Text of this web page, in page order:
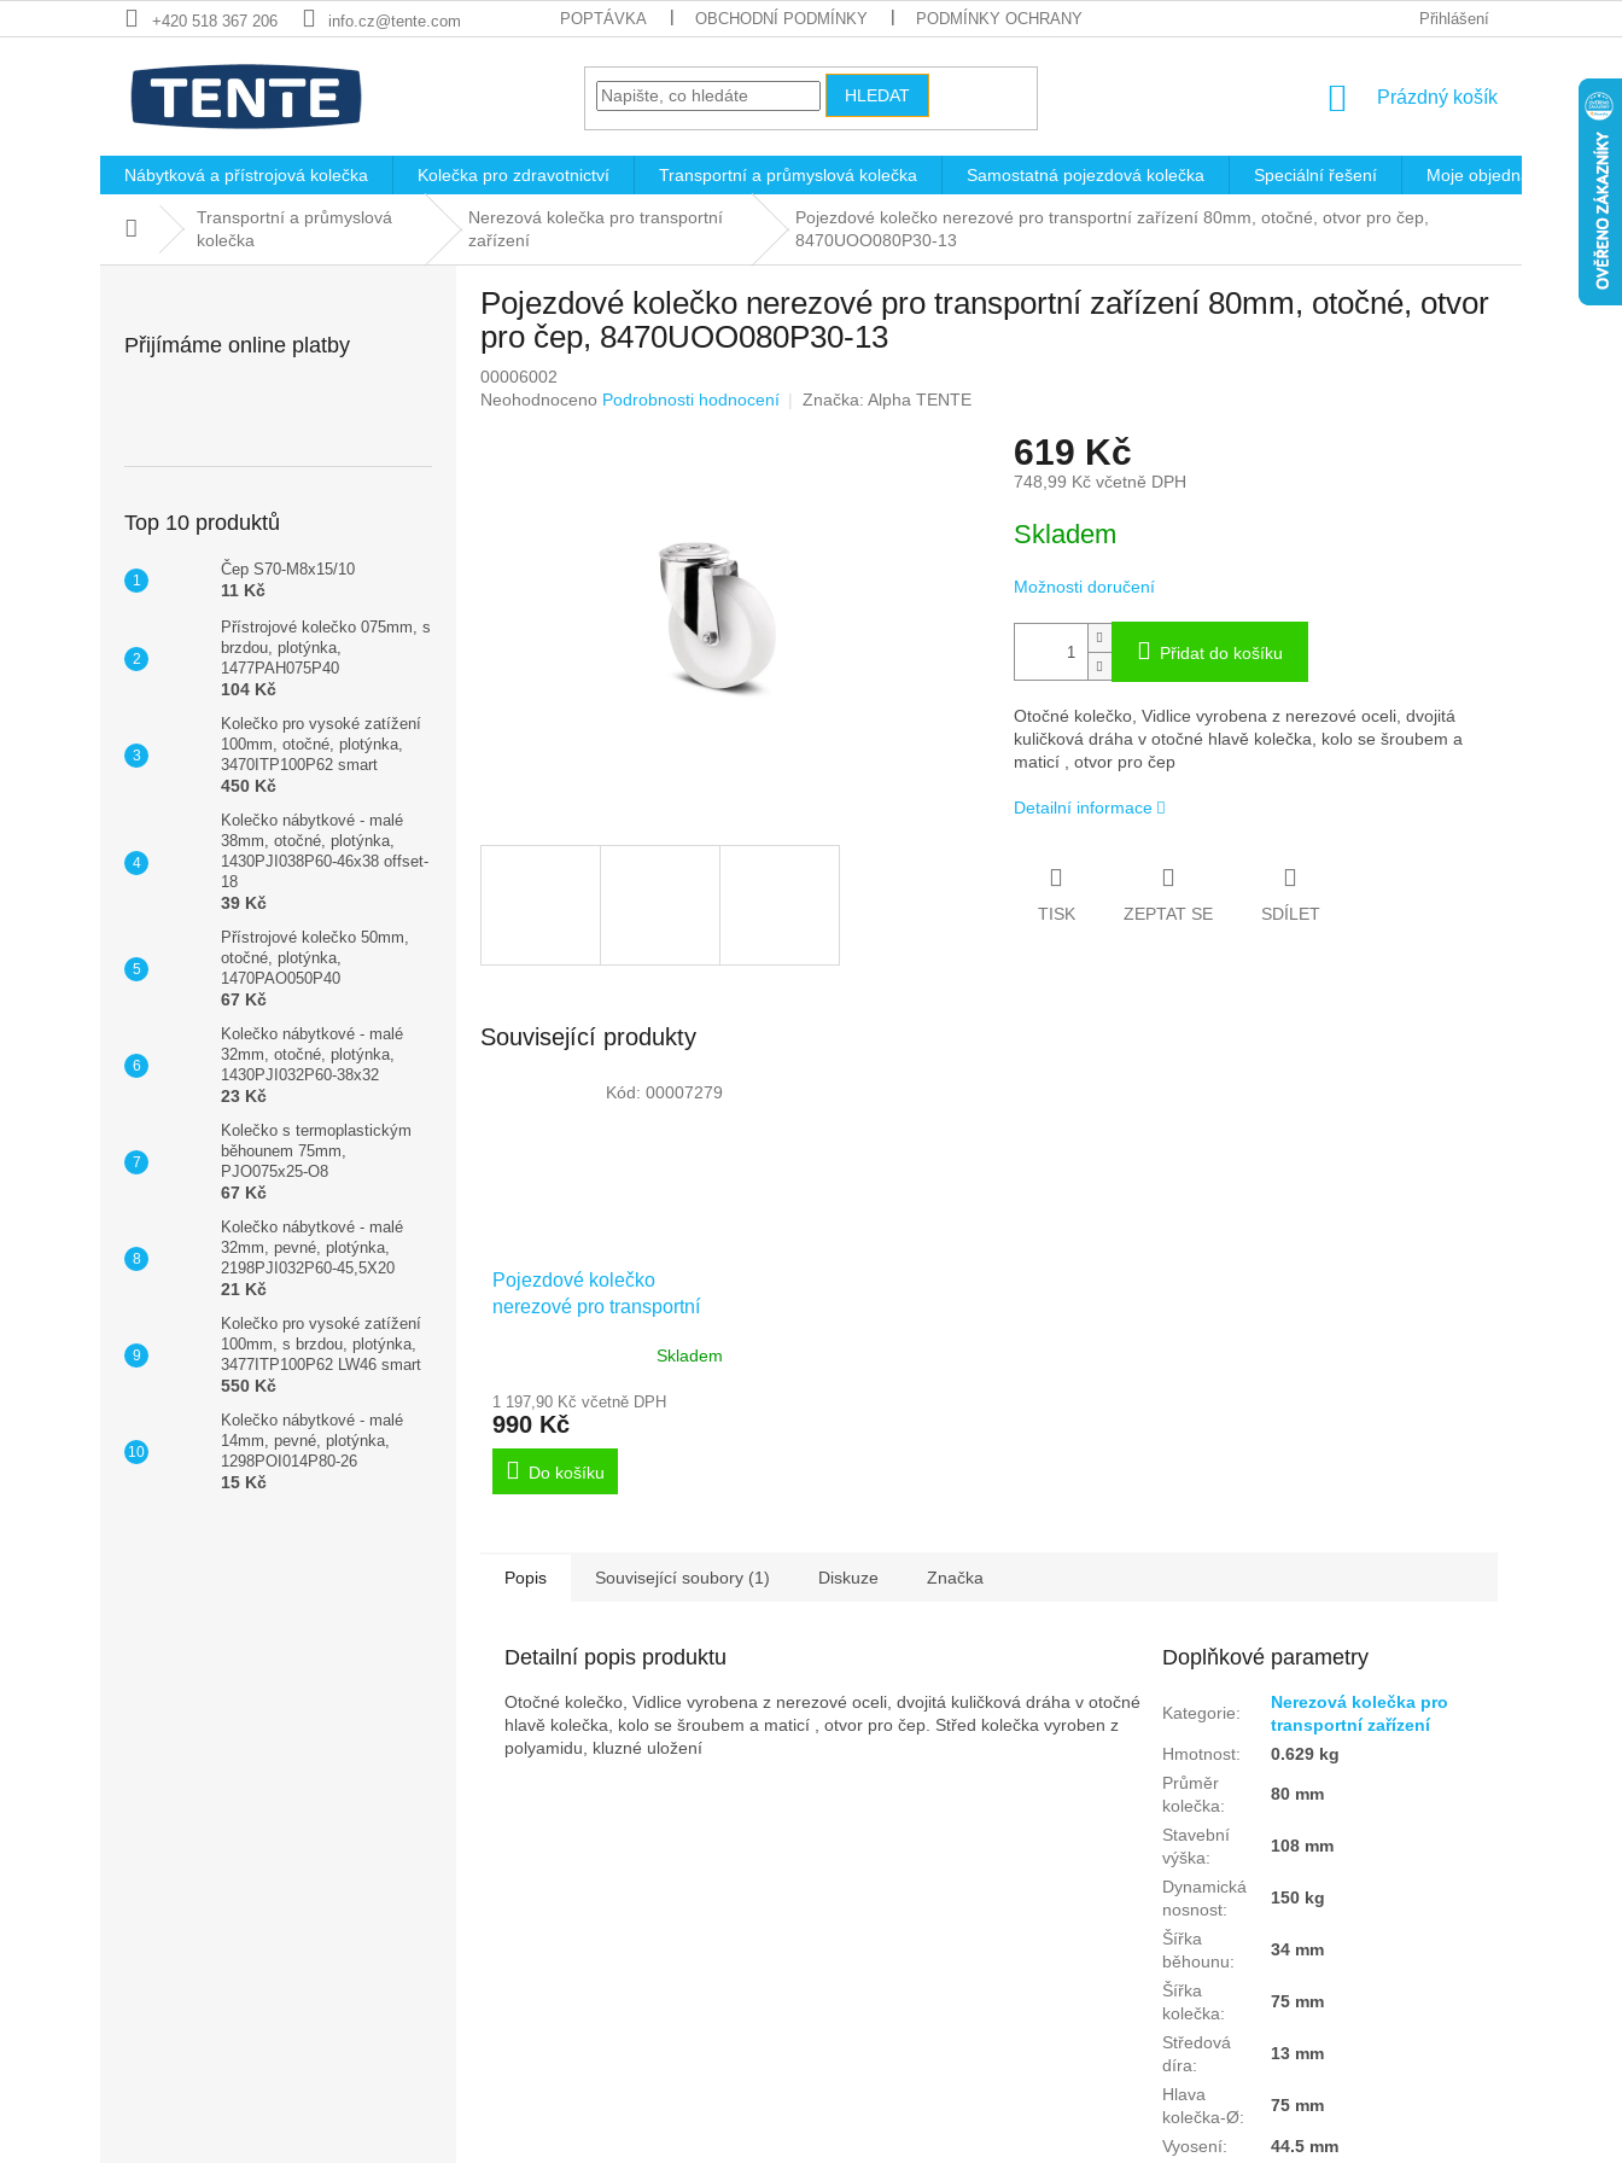
na
+420 518 367 206 info.cz@tente.com POPTÁVKA OBCHODNÍ PODMÍNKY PODMÍNKY OCHRANY OSOBNÍCH ÚDAJŮ KRITÉRIA PRO
Přihlášení
HLEDAT
NÁKUPNÍ
Prázdný košík
Nábytková a přístrojová kolečka Kolečka pro zdravotnictví Transportní a průmyslová kolečka Samostatná pojezdová kolečka Speciální řešení Moje objednávka
Domů
Transportní a průmyslová
kolečka
Nerezová kolečka pro transportní
zařízení
Pojezdové kolečko nerezové pro transportní zařízení 80mm, otočné, otvor pro čep,
8470UOO080P30-13
Přijímáme online platby
Top 10 produktů
Čep S70-M8x15/10
11 Kč
Přístrojové kolečko 075mm, s
brzdou, plotýnka,
1477PAH075P40
104 Kč
Kolečko pro vysoké zatížení
100mm, otočné, plotýnka,
3470ITP100P62 smart
450 Kč
Kolečko nábytkové - malé
38mm, otočné, plotýnka,
1430PJI038P60-46x38 offset-
18
39 Kč
Přístrojové kolečko 50mm,
otočné, plotýnka,
1470PAO050P40
67 Kč
Kolečko nábytkové - malé
32mm, otočné, plotýnka,
1430PJI032P60-38x32
23 Kč
Kolečko s termoplastickým
běhounem 75mm,
PJO075x25-O8
67 Kč
Kolečko nábytkové - malé
32mm, pevné, plotýnka,
2198PJI032P60-45,5X20
21 Kč
Kolečko pro vysoké zatížení
100mm, s brzdou, plotýnka,
3477ITP100P62 LW46 smart
550 Kč
Kolečko nábytkové - malé
14mm, pevné, plotýnka,
1298POI014P80-26
15 Kč
Pojezdové kolečko nerezové pro transportní zařízení 80mm, otočné, otvor
pro čep, 8470UOO080P30-13
00006002
Průměrné
Neohodnoceno Podrobnosti hodnocení Značka: Alpha TENTE
619 Kč
748,99 Kč včetně DPH
cena:
Skladem
Možnosti doručení
Přidat do košíku
Otočné kolečko, Vidlice vyrobena z nerezové oceli, dvojitá
kuličková dráha v otočné hlavě kolečka, kolo se šroubem a
maticí , otvor pro čep
Detailní informace
TISK ZEPTAT SE SDÍLET
Související produkty
Pojezdové kolečko
nerezové pro transportní
Skladem
1 197,90 Kč včetně DPH
990 Kč
Do košíku
Kód: 00007279
Popis Související soubory (1) Diskuze Značka
Detailní popis produktu
Otočné kolečko, Vidlice vyrobena z nerezové oceli, dvojitá kuličková dráha v otočné
hlavě kolečka, kolo se šroubem a maticí , otvor pro čep. Střed kolečka vyroben z
polyamidu, kluzné uložení
Doplňkové parametry
Kategorie:
Nerezová kolečka pro
transportní zařízení
Hmotnost:
0.629 kg
Průměr
kolečka:
80 mm
Stavební
výška:
108 mm
Dynamická
nosnost:
150 kg
Šířka
běhounu:
34 mm
Šířka
kolečka:
75 mm
Středová
díra:
13 mm
Hlava
kolečka-Ø:
75 mm
Vyosení:
44.5 mm